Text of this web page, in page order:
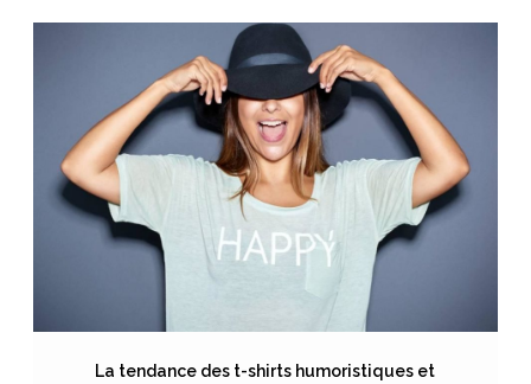
La tendance des t-shirts humoristiques et